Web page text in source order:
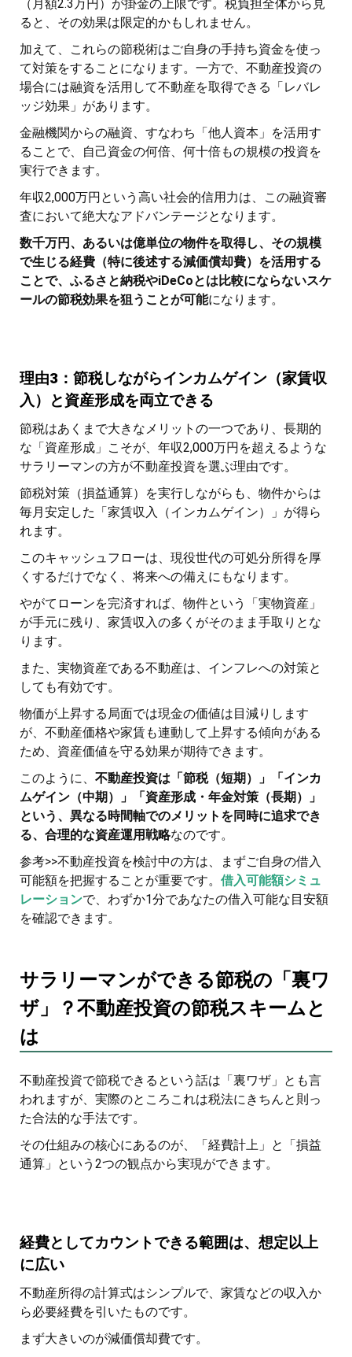
（月額2.3万円）が掛金の上限です。税負担全体から見
ると、その効果は限定的かもしれません。
加えて、これらの節税術はご自身の手持ち資金を使っ
て対策をすることになります。一方で、不動産投資の
場合には融資を活用して不動産を取得できる「レバレ
ッジ効果」があります。
金融機関からの融資、すなわち「他人資本」を活用す
ることで、自己資金の何倍、何十倍もの規模の投資を
実行できます。
年収2,000万円という高い社会的信用力は、この融資審
査において絶大なアドバンテージとなります。
数千万円、あるいは億単位の物件を取得し、その規模
で生じる経費（特に後述する減価償却費）を活用する
ことで、ふるさと納税やiDeCoとは比較にならないスケ
ールの節税効果を狙うことが可能になります。
理由3：節税しながらインカムゲイン（家賃収
入）と資産形成を両立できる
節税はあくまで大きなメリットの一つであり、長期的
な「資産形成」こそが、年収2,000万円を超えるような
サラリーマンの方が不動産投資を選ぶ理由です。
節税対策（損益通算）を実行しながらも、物件からは
毎月安定した「家賃収入（インカムゲイン）」が得ら
れます。
このキャッシュフローは、現役世代の可処分所得を厚
くするだけでなく、将来への備えにもなります。
やがてローンを完済すれば、物件という「実物資産」
が手元に残り、家賃収入の多くがそのまま手取りとな
ります。
また、実物資産である不動産は、インフレへの対策と
しても有効です。
物価が上昇する局面では現金の価値は目減りします
が、不動産価格や家賃も連動して上昇する傾向がある
ため、資産価値を守る効果が期待できます。
このように、 不動産投資は「節税（短期）」「インカ
ムゲイン（中期）」「資産形成・年金対策（長期）」
という、異なる時間軸でのメリットを同時に追求でき
る、合理的な資産運用戦略なのです。
参考>>不動産投資を検討中の方は、まずご自身の借入
可能額を把握することが重要です。 借入可能額シミュ
レーションで、わずか1分であなたの借入可能な目安額
を確認できます。
サラリーマンができる節税の「裏ワ
ザ」？不動産投資の節税スキームと
は
不動産投資で節税できるという話は「裏ワザ」とも言
われますが、実際のところこれは税法にきちんと則っ
た合法的な手法です。
その仕組みの核心にあるのが、「経費計上」と「損益
通算」という2つの観点から実現ができます。
経費としてカウントできる範囲は、想定以上
に広い
不動産所得の計算式はシンプルで、家賃などの収入か
ら必要経費を引いたものです。
まず大きいのが減価償却費です。